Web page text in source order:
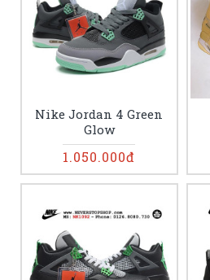
Nike Jordan 4 Green
Glow
1.050.000đ